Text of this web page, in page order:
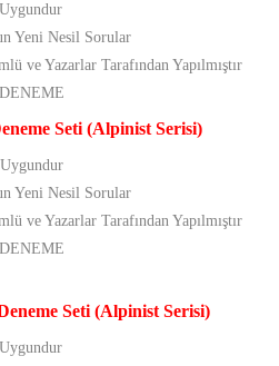
Yeni Nesil Sorular
ve Yazarlar Tarafından Yapılmıştır
Seti (Alpinist Serisi)
Yeni Nesil Sorular
ve Yazarlar Tarafından Yapılmıştır
Seti (Alpinist Serisi)